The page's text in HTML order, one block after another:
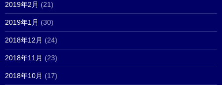
2019年2月 (21)
2019年1月 (30)
2018年12月 (24)
2018年11月 (23)
2018年10月 (17)